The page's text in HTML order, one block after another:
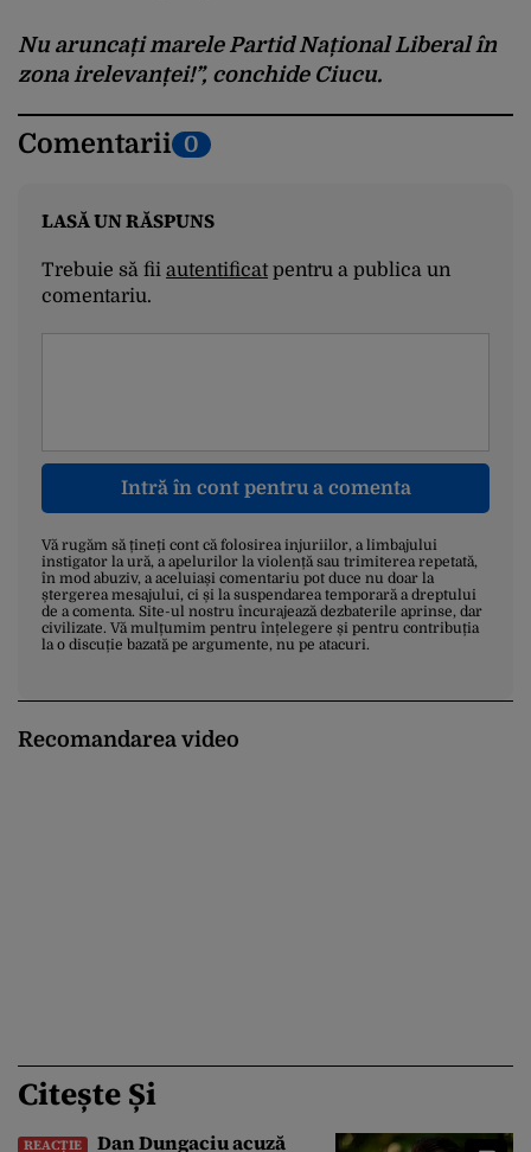
Nu aruncați marele Partid Național Liberal în
zona irelevanței!”, conchide Ciucu.
Comentarii 0
LASĂ UN RĂSPUNS
Trebuie să fii autentificatpentru a publica un
comentariu.
Intră în cont pentru a comenta
Vă rugăm să țineți cont că folosirea injuriilor, a limbajului
instigator la ură, a apelurilor la violență sau trimiterea repetată,
în mod abuziv, a aceluiași comentariu pot duce nu doar la
ștergerea mesajului, ci și la suspendarea temporară a dreptului
de a comenta. Site-ul nostru încurajează dezbaterile aprinse, dar
civilizate. Vă mulțumim pentru înțelegere și pentru contribuția
la o discuție bazată pe argumente, nu pe atacuri.
Recomandarea video
Citește Și
REACȚIE
Dan Dungaciu acuză